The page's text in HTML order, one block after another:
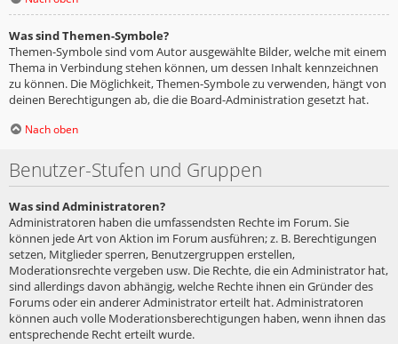
Was sind Themen-Symbole?
Themen-Symbole sind vom Autor ausgewählte Bilder, welche mit einem
Thema in Verbindung stehen können, um dessen Inhalt kennzeichnen
zu können. Die Möglichkeit, Themen-Symbole zu verwenden, hängt von
deinen Berechtigungen ab, die die Board-Administration gesetzt hat.
Nach oben
Benutzer-Stufen und Gruppen
Was sind Administratoren?
Administratoren haben die umfassendsten Rechte im Forum. Sie
können jede Art von Aktion im Forum ausführen; z. B. Berechtigungen
setzen, Mitglieder sperren, Benutzergruppen erstellen,
Moderationsrechte vergeben usw. Die Rechte, die ein Administrator hat,
sind allerdings davon abhängig, welche Rechte ihnen ein Gründer des
Forums oder ein anderer Administrator erteilt hat. Administratoren
können auch volle Moderationsberechtigungen haben, wenn ihnen das
entsprechende Recht erteilt wurde.